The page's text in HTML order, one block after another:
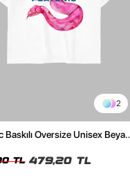
2
Baskılı Oversize Unisex Beyaz
TL 479,20 TL